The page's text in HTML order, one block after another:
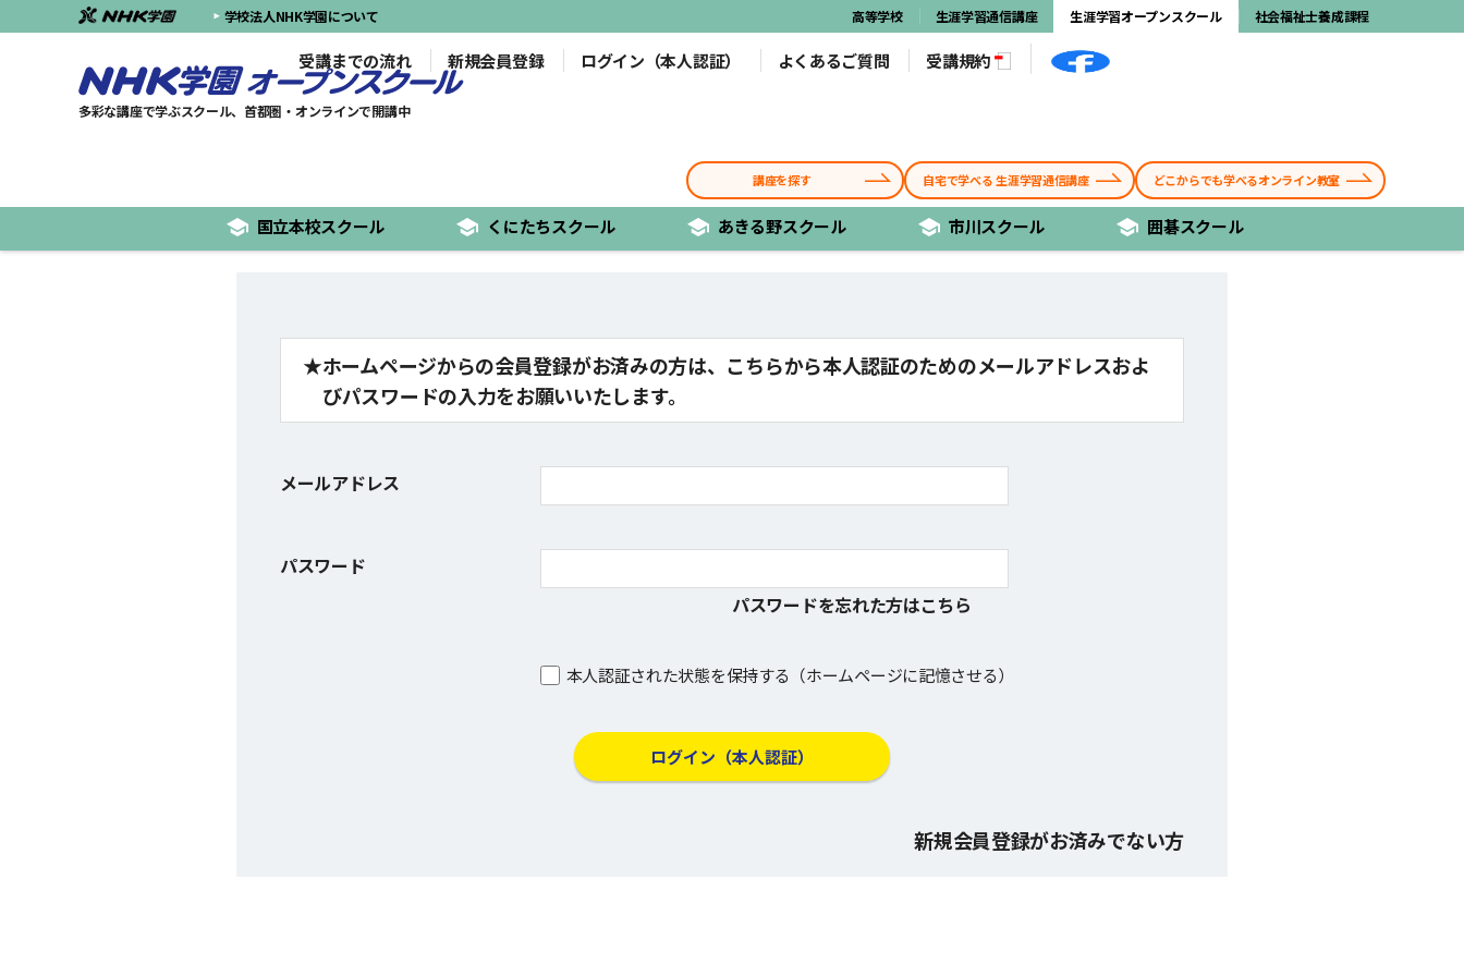
学校法人NHK学園について 高等学校 生涯学習通信講座 生涯学習オープンスクール 社会福祉士養成課程
多彩な講座で学ぶスクール、首都圏・オンラインで開講中
受講までの流れ 新規会員登録 ログイン（本人認証） よくあるご質問 受講規約
講座を探す 自宅で学べる 生涯学習通信講座 どこからでも学べるオンライン教室
国立本校スクール くにたちスクール あきる野スクール 市川スクール 囲碁スクール
ホームページからの会員登録がお済みの方は、こちらから本人認証のためのメールアドレスおよ
びパスワードの入力をお願いいたします。
メールアドレス
パスワード
パスワードを忘れた方はこちら
本人認証された状態を保持する（ホームページに記憶させる）
新規会員登録がお済みでない方